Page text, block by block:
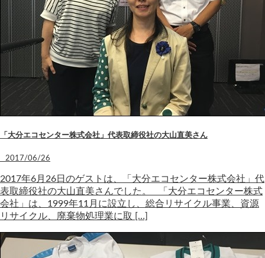
「大分エコセンター株式会社」代表取締役社の大山直美さん
2017/06/26
2017年6月26日のゲストは、「大分エコセンター株式会社」代
表取締役社の大山直美さんでした。 「大分エコセンター株式
会社」は、1999年11月に設立し、総合リサイクル事業、資源
リサイクル、廃棄物処理業に取 […]